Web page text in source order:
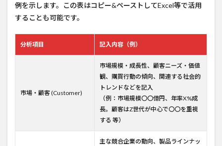
例を示します。この表はコピー&ペーストしてExcel等で活用
することも可能です。
分析項目 記入内容（例）
市場・顧客 (Customer)
市場規模・成長性、顧客ニーズ・価値
観、購買行動の傾向、関連する社会的
トレンドなどを記入
（例：市場規模〇〇億円、年率X%成
長。顧客はZ世代が中心で〇〇を重視
する 等）
主な競合企業の動向、製品ラインナッ